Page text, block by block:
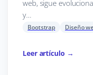
web, sigue
y…
Bootstrap Diseño
Leer artículo →